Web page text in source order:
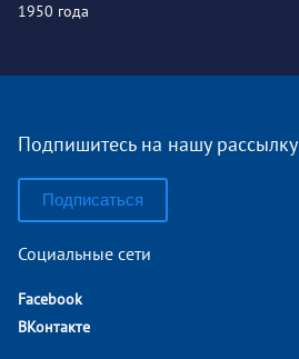
1950 года
Подпишитесь на нашу рассылку
Подписаться
Социальные сети
Facebook
ВКонтакте